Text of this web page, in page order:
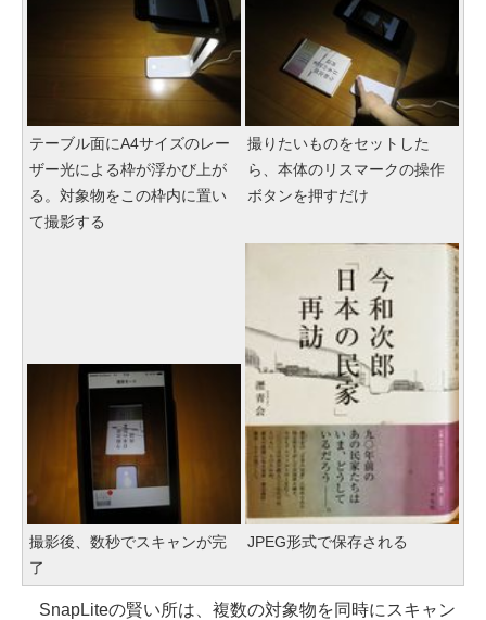
テーブル面にA4サイズのレー
ザー光による枠が浮かび上が
る。対象物をこの枠内に置い
て撮影する
撮りたいものをセットした
ら、本体のリスマークの操作
ボタンを押すだけ
撮影後、数秒でスキャンが完
了
JPEG形式で保存される
SnapLiteの賢い所は、複数の対象物を同時にスキャン